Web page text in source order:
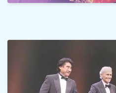
メディア・ネット